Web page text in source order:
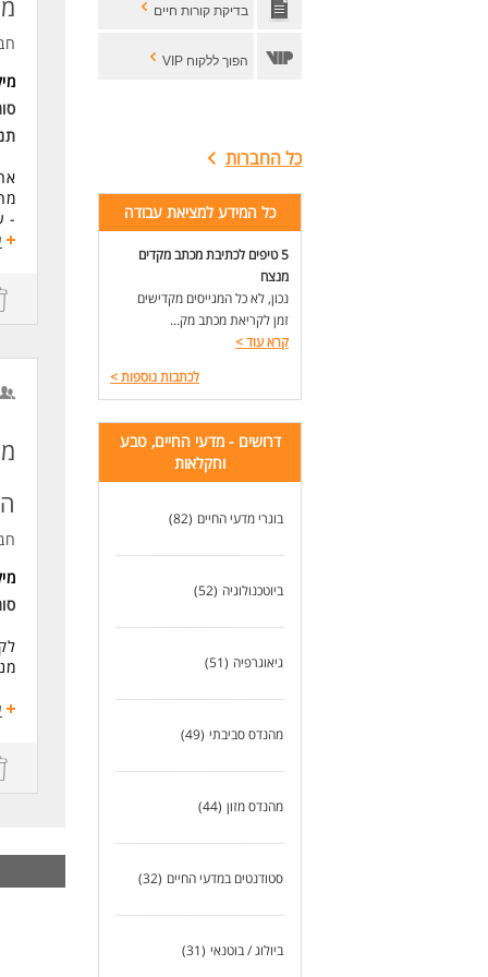
בדיקת קורות חיים
הפוך ללקוח VIP
כל החברות
כל המידע למציאת עבודה
5 טיפים לכתיבת מכתב מקדים
מנצח
נכון, לא כל המגייסים מקדישים
זמן לקריאת מכתב מק...
קרא עוד>
לכתבות נוספות>
דרושים - מדעי החיים, טבע
וחקלאות
בוגרי מדעי החיים (82)
ביוטכנולוגיה (52)
גיאוגרפיה (51)
מהנדס סביבתי (49)
מהנדס מזון (44)
סטודנטים במדעי החיים (32)
ביולוג / בוטנאי (31)
-
-
-
-
-
-
-
-
-
-